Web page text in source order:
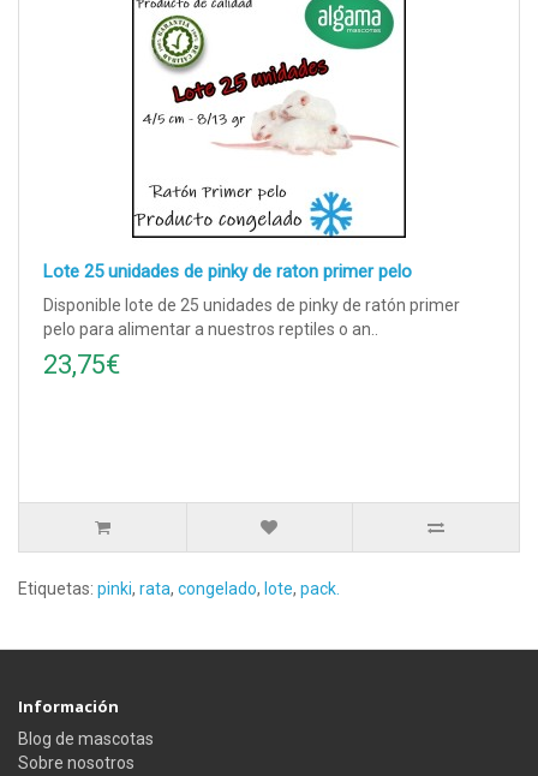
Lote 25 unidades de pinky de raton primer pelo
Disponible lote de 25 unidades de pinky de ratón primer
pelo para alimentar a nuestros reptiles o an..
23,75€
Etiquetas: pinki, rata, congelado, lote, pack.
Información
Blog de mascotas
Sobre nosotros